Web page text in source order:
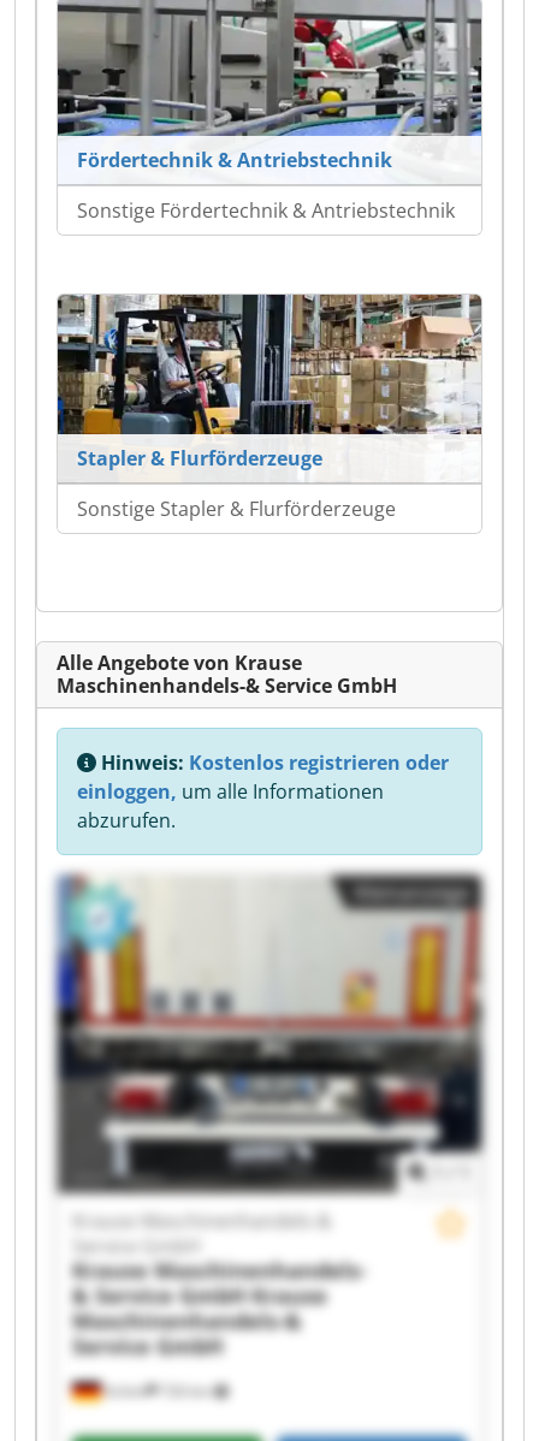
Fördertechnik & Antriebstechnik
Sonstige Fördertechnik & Antriebstechnik
Stapler & Flurförderzeuge
Sonstige Stapler & Flurförderzeuge
Alle Angebote von Krause
Maschinenhandels-& Service GmbH
Hinweis: Kostenlos registrieren oder
einloggen, um alle Informationen
abzurufen.
Kleinanzeige
Achim 726 km
Krause Maschinenhandels-&
Service GmbH
Krause Maschinenhandels-
& Service GmbHKrause
Maschinenhandels-&
Service GmbH